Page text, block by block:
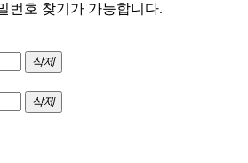
번호 찾기가 가능합니다.
삭제
삭제